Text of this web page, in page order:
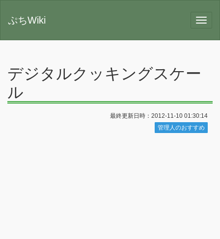
ぷちWiki
デジタルクッキングスケー
ル
最終更新日時：2012-11-10 01:30:14
管理人のおすすめ